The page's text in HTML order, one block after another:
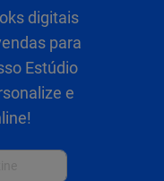
digitais
para
Estúdio
e